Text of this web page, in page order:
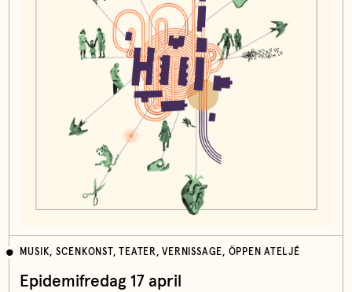
MUSIK, SCENKONST, TEATER, VERNISSAGE, ÖPPEN ATELJÉ
Epidemifredag 17 april